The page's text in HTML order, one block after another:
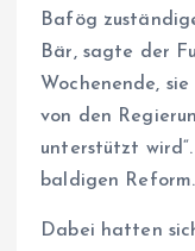
Bafög
Bär, sagte der
Wochenende,
von den
unterstützt
baldigen Reform.
Dabei hatten